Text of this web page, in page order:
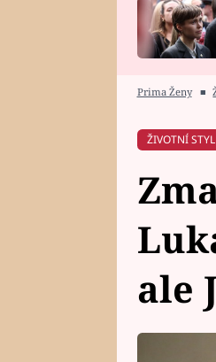
HOROSKOP NA
Prima Ženy ■
ŽIVOTNÍ STYL
ale